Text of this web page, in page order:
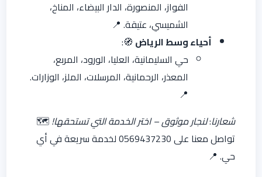
الفواز، المنصورة، الدار البيضاء، المناخ،
الشميسي، عتيقة. 📍
أحياء وسط الرياض 🧭:
حي السليمانية، العليا، الورود، المربع،
المعذر، الرحمانية، المرسلات، الملز، الوزارات.
📍
شعارنا:لنجار موثوق – اختر الخدمة التي تستحقها!🗺️
تواصل معنا على 0569437230 لخدمة سريعة في أي
حي. 📍